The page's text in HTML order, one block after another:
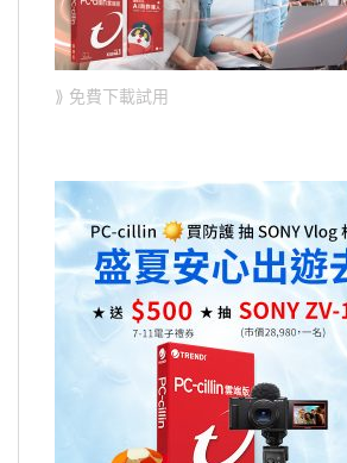
⟫ 免費下載試用